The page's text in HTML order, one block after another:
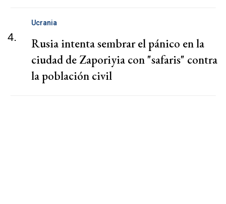
4.
Ucrania
Rusia intenta sembrar el pánico en la
ciudad de Zaporiyia con "safaris" contra
la población civil